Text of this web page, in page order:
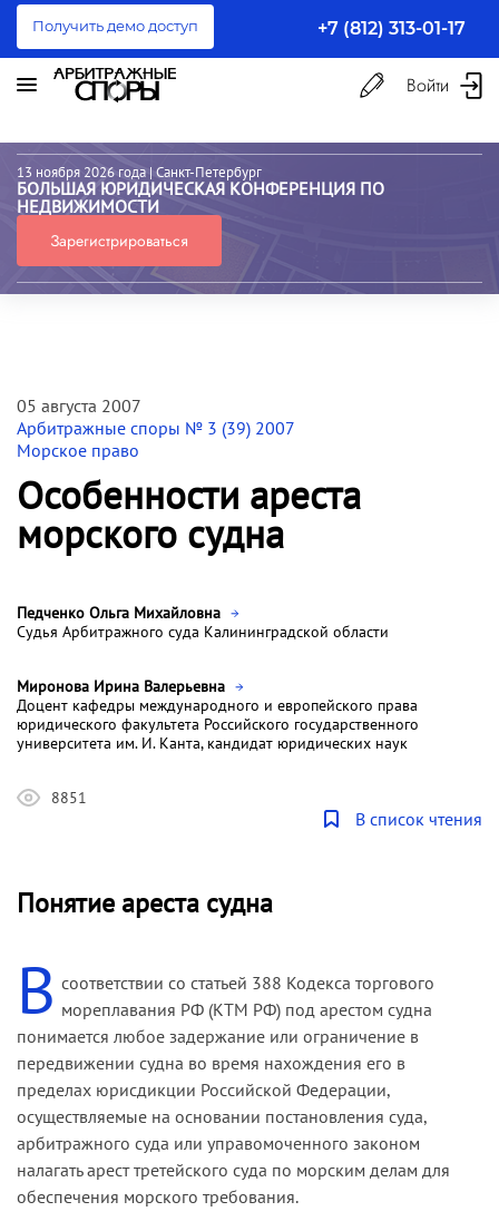
Получить демо доступ +7 (812) 313-01-17
Войти
13 ноября 2026 года | Санкт-Петербург
БОЛЬШАЯ ЮРИДИЧЕСКАЯ КОНФЕРЕНЦИЯ ПО
НЕДВИЖИМОСТИ
Зарегистрироваться
05 августа 2007
Арбитражные споры № 3 (39) 2007
Морское право
Особенности ареста
морского судна
Педченко Ольга Михайловна
Судья Арбитражного суда Калининградской области
Миронова Ирина Валерьевна
Доцент кафедры международного и европейского права
юридического факультета Российского государственного
университета им. И. Канта, кандидат юридических наук
8851
В список чтения
Понятие ареста судна
В соответствии со статьей 388 Кодекса торгового
мореплавания РФ (КТМ РФ) под арестом судна
понимается любое задержание или ограничение в
передвижении судна во время нахождения его в
пределах юрисдикции Российской Федерации,
осуществляемые на основании постановления суда,
арбитражного суда или управомоченного законом
налагать арест третейского суда по морским делам для
обеспечения морского требования.